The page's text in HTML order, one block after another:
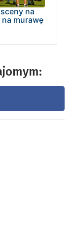
na
na murawę